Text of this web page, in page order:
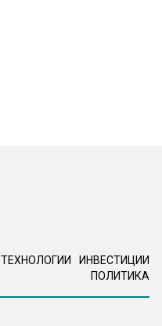
ТЕХНОЛОГИИ
ИНВЕСТИЦИИ
ПОЛИТИКА